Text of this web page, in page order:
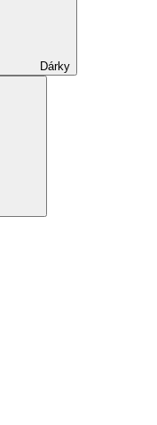
Dárky